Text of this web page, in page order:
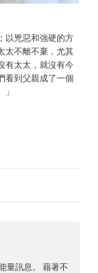
以兇惡和強硬的方
太不離不棄，尤其
有太太，就沒有今
看到父親成了一個
量訊息。 藉著不